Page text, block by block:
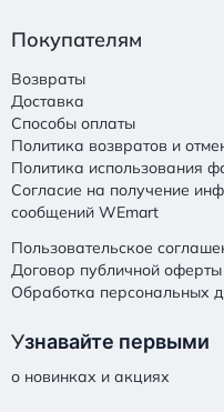
Покупателям
Возвраты
Доставка
Способы оплаты
Политика возвратов и
Политика использования
Согласие на получение
сообщений WEmart
Пользовательское
Договор публичной оферты
Обработка персональных
Узнавайте первыми
о новинках и акциях